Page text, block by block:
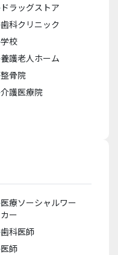
ドラッグストア
歯科クリニック
学校
養護老人ホーム
整骨院
介護医療院
医療ソーシャルワー
カー
歯科医師
医師